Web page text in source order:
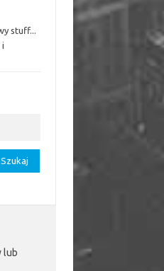
stuff...
i
lub